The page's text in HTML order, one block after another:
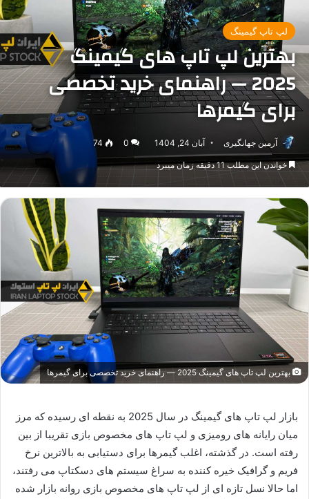
لپ تاپ گیمینگ
بهترین لپ تاپ های گیمینگ
2025 — راهنمای خرید تخصصی
برای گیمرها
آرمین جهانگیری آبان 24, 1404 0
74
خواندن این مطلب 11 دقیقه زمان میبرد
بهترین لپ تاپ های گیمینگ 2025 — راهنمای خرید تخصصی برای گیمرها
بازار لپ تاپ های گیمینگ در سال 2025 به نقطه ای رسیده که مرز
میان رایانه های رومیزی و لپ تاپ های مخصوص بازی تقریبا از بین
رفته است. در گذشته، اغلب گیمرها برای دستیابی به بالاترین نرخ
فریم و گرافیک خیره کننده به سراغ سیستم های دسکتاپ می رفتند،
اما حالا نسل تازه ای از لپ تاپ های مخصوص بازی روانه بازار شده